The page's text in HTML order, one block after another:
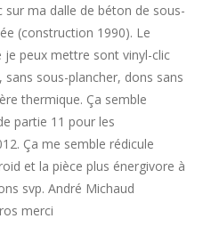
sur ma dalle de béton de sous-
(construction 1990). Le
je peux mettre sont vinyl-clic
sous-plancher, dons sans
thermique. Ça semble
partie 11 pour les
Ça me semble rédicule
et la pièce plus énergivore à
svp. André Michaud
merci